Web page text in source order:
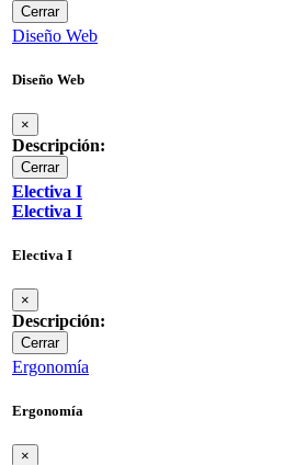
Cerrar
Diseño Web
Diseño Web
×
Descripción:
Cerrar
Electiva I
Electiva I
Electiva I
×
Descripción:
Cerrar
Ergonomía
Ergonomía
×